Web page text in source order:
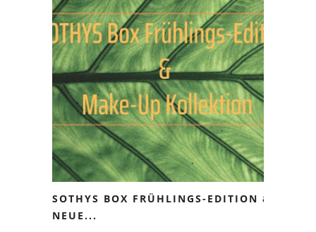
SOTHYS BOX FRÜHLINGS-EDITION &
NEUE...